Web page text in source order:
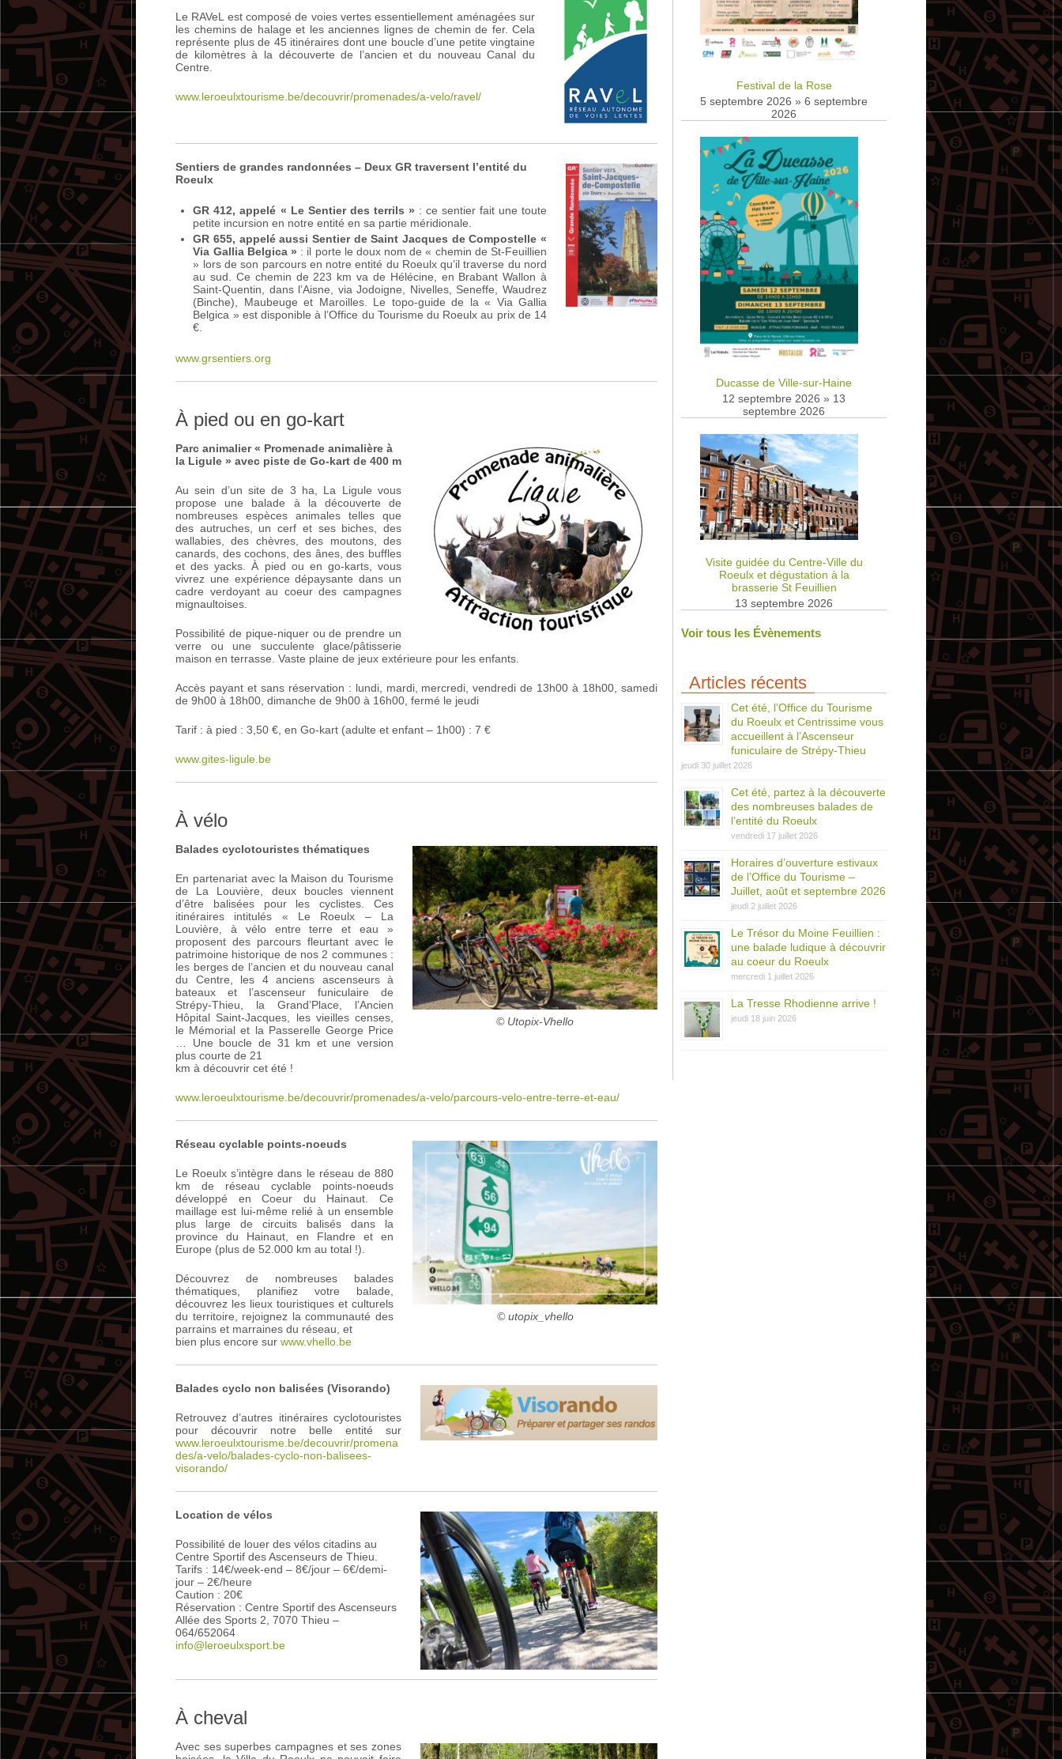
Le RAVeL est composé de voies vertes essentiellement aménagées sur
les chemins de halage et les anciennes lignes de chemin de fer. Cela
représente plus de 45 itinéraires dont une boucle d’une petite vingtaine
de kilomètres à la découverte de l’ancien et du nouveau Canal du
Centre.
www.leroeulxtourisme.be/decouvrir/promenades/a-velo/ravel/
Sentiers de grandes randonnées – Deux GR traversent l’entité du
Roeulx
GR 412, appelé « Le Sentier des terrils » : ce sentier fait une toute
petite incursion en notre entité en sa partie méridionale.
GR 655, appelé aussi Sentier de Saint Jacques de Compostelle «
Via Gallia Belgica » : il porte le doux nom de « chemin de St-Feuillien
» lors de son parcours en notre entité du Roeulx qu’il traverse du nord
au sud. Ce chemin de 223 km va de Hélécine, en Brabant Wallon à
Saint-Quentin, dans l’Aisne, via Jodoigne, Nivelles, Seneffe, Waudrez
(Binche), Maubeuge et Maroilles. Le topo-guide de la « Via Gallia
Belgica » est disponible à l’Office du Tourisme du Roeulx au prix de 14
€.
www.grsentiers.org
À pied ou en go-kart
Parc animalier « Promenade animalière à
la Ligule » avec piste de Go-kart de 400 m
Au sein d’un site de 3 ha, La Ligule vous
propose une balade à la découverte de
nombreuses espèces animales telles que
des autruches, un cerf et ses biches, des
wallabies, des chèvres, des moutons, des
canards, des cochons, des ânes, des buffles
et des yacks. À pied ou en go-karts, vous
vivrez une expérience dépaysante dans un
cadre verdoyant au coeur des campagnes
mignaultoises.
Possibilité de pique-niquer ou de prendre un
verre ou une succulente glace/pâtisserie
maison en terrasse. Vaste plaine de jeux extérieure pour les enfants.
Accès payant et sans réservation : lundi, mardi, mercredi, vendredi de 13h00 à 18h00, samedi
de 9h00 à 18h00, dimanche de 9h00 à 16h00, fermé le jeudi
Tarif : à pied : 3,50 €, en Go-kart (adulte et enfant – 1h00) : 7 €
www.gites-ligule.be
À vélo
© Utopix-Vhello
Balades cyclotouristes thématiques
En partenariat avec la Maison du Tourisme
de La Louvière, deux boucles viennent
d’être balisées pour les cyclistes. Ces
itinéraires intitulés « Le Roeulx – La
Louvière, à vélo entre terre et eau »
proposent des parcours fleurtant avec le
patrimoine historique de nos 2 communes :
les berges de l’ancien et du nouveau canal
du Centre, les 4 anciens ascenseurs à
bateaux et l’ascenseur funiculaire de
Strépy-Thieu, la Grand’Place, l’Ancien
Hôpital Saint-Jacques, les vieilles censes,
le Mémorial et la Passerelle George Price
… Une boucle de 31 km et une version
plus courte de 21
km à découvrir cet été !
www.leroeulxtourisme.be/decouvrir/promenades/a-velo/parcours-velo-entre-terre-et-eau/
© utopix_vhello
Réseau cyclable points-noeuds
Le Roeulx s’intègre dans le réseau de 880
km de réseau cyclable points-noeuds
développé en Coeur du Hainaut. Ce
maillage est lui-même relié à un ensemble
plus large de circuits balisés dans la
province du Hainaut, en Flandre et en
Europe (plus de 52.000 km au total !).
Découvrez de nombreuses balades
thématiques, planifiez votre balade,
découvrez les lieux touristiques et culturels
du territoire, rejoignez la communauté des
parrains et marraines du réseau, et
bien plus encore sur www.vhello.be
Balades cyclo non balisées (Visorando)
Retrouvez d’autres itinéraires cyclotouristes
pour découvrir notre belle entité sur
www.leroeulxtourisme.be/decouvrir/promena
des/a-velo/balades-cyclo-non-balisees-
visorando/
Location de vélos
Possibilité de louer des vélos citadins au
Centre Sportif des Ascenseurs de Thieu.
Tarifs : 14€/week-end – 8€/jour – 6€/demi-
jour – 2€/heure
Caution : 20€
Réservation : Centre Sportif des Ascenseurs
Allée des Sports 2, 7070 Thieu –
064/652064
info@leroeulxsport.be
À cheval
Avec ses superbes campagnes et ses zones
Festival de la Rose
5 septembre 2026 » 6 septembre
2026
Ducasse de Ville-sur-Haine
12 septembre 2026 » 13
septembre 2026
Visite guidée du Centre-Ville du
Roeulx et dégustation à la
brasserie St Feuillien
13 septembre 2026
Voir tous les Évènements
Articles récents
Cet été, l’Office du Tourisme
du Roeulx et Centrissime vous
accueillent à l’Ascenseur
funiculaire de Strépy-Thieu
jeudi 30 juillet 2026
Cet été, partez à la découverte
des nombreuses balades de
l’entité du Roeulx
vendredi 17 juillet 2026
Horaires d’ouverture estivaux
de l’Office du Tourisme –
Juillet, août et septembre 2026
jeudi 2 juillet 2026
Le Trésor du Moine Feuillien :
une balade ludique à découvrir
au coeur du Roeulx
mercredi 1 juillet 2026
La Tresse Rhodienne arrive !
jeudi 18 juin 2026